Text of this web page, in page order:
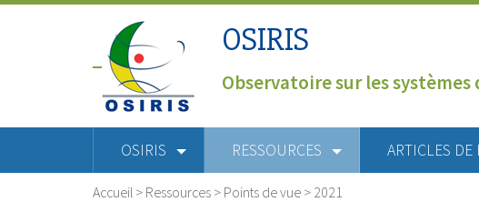
OSIRIS
Observatoire sur les
OSIRIS RESSOURCES ARTICLES DE
Accueil > Ressources > Points de vue > 2021